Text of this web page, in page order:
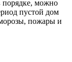
порядке, можно
пустой дом
пожары и